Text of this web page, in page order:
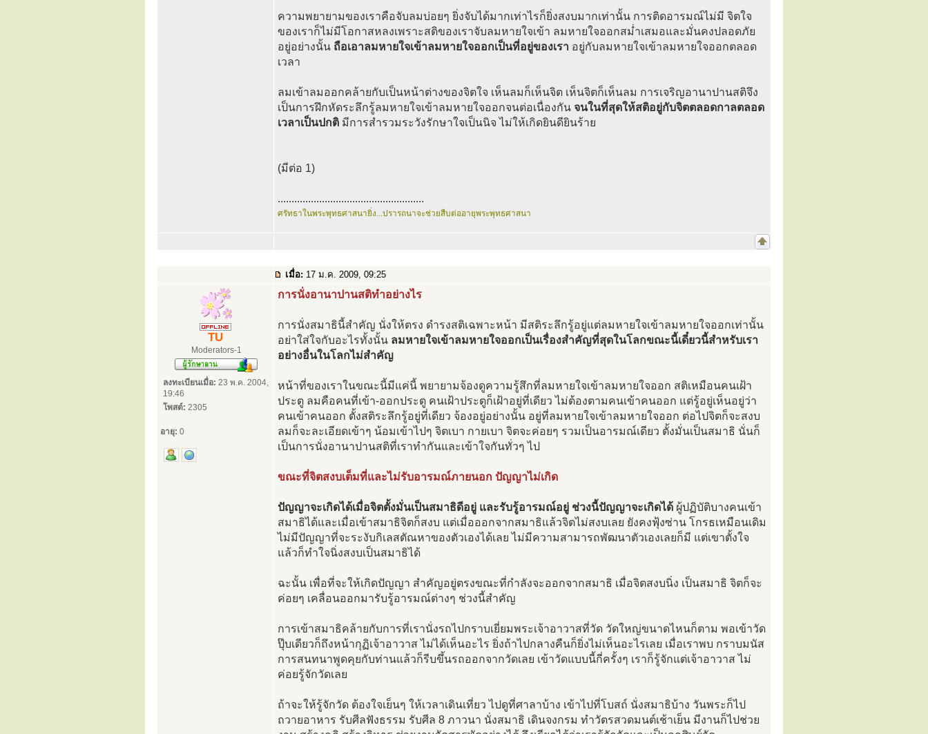
ความพยายามของเราคือจับลมบ่อยๆ ยิ่งจับได้มากเท่าไรก็ยิ่งสงบมากเท่านั้น การติดอารมณ์ไม่มี จิตใจ
ของเราก็ไม่มีโอกาสหลงเพราะสติของเราจับลมหายใจเข้า ลมหายใจออกสม่ำเสมอและมั่นคงปลอดภัย
อยู่อย่างนั้น ถือเอาลมหายใจเข้าลมหายใจออกเป็นที่อยู่ของเรา อยู่กับลมหายใจเข้าลมหายใจออกตลอด
เวลา
ลมเข้าลมออกคล้ายกับเป็นหน้าต่างของจิตใจ เห็นลมก็เห็นจิต เห็นจิตก็เห็นลม การเจริญอานาปานสติจึง
เป็นการฝึกหัดระลึกรู้ลมหายใจเข้าลมหายใจออกจนต่อเนื่องกัน จนในที่สุดให้สติอยู่กับจิตตลอดกาลตลอด
เวลาเป็นปกติ มีการสำรวมระวังรักษาใจเป็นนิจ ไม่ให้เกิดยินดียินร้าย
(มีต่อ 1)
.....................................................
ศรัทธาในพระพุทธศาสนายิ่ง...ปรารถนาจะช่วยสืบต่ออายุพระพุทธศาสนา
เมื่อ: 17 ม.ค. 2009, 09:25
TU
Moderators-1
ลงทะเบียนเมื่อ: 23 พ.ค. 2004,
19:46
โพสต์: 2305
อายุ: 0
การนั่งอานาปานสติทำอย่างไร
การนั่งสมาธินี้สำคัญ นั่งให้ตรง ดำรงสติเฉพาะหน้า มีสติระลึกรู้อยู่แต่ลมหายใจเข้าลมหายใจออกเท่านั้น
อย่าใส่ใจกับอะไรทั้งนั้น ลมหายใจเข้าลมหายใจออกเป็นเรื่องสำคัญที่สุดในโลกขณะนี้เดี๋ยวนี้สำหรับเรา
อย่างอื่นในโลกไม่สำคัญ
หน้าที่ของเราในขณะนี้มีแค่นี้ พยายามจ้องดูความรู้สึกที่ลมหายใจเข้าลมหายใจออก สติเหมือนคนเฝ้า
ประตู ลมคือคนที่เข้า-ออกประตู คนเฝ้าประตูก็เฝ้าอยู่ที่เดียว ไม่ต้องตามคนเข้าคนออก แต่รู้อยู่เห็นอยู่ว่า
คนเข้าคนออก ตั้งสติระลึกรู้อยู่ที่เดียว จ้องอยู่อย่างนั้น อยู่ที่ลมหายใจเข้าลมหายใจออก ต่อไปจิตก็จะสงบ
ลมก็จะละเอียดเข้าๆ น้อมเข้าไปๆ จิตเบา กายเบา จิตจะค่อยๆ รวมเป็นอารมณ์เดียว ตั้งมั่นเป็นสมาธิ นั่นก็
เป็นการนั่งอานาปานสติที่เราทำกันและเข้าใจกันทั่วๆ ไป
ขณะที่จิตสงบเต็มที่และไม่รับอารมณ์ภายนอก ปัญญาไม่เกิด
ปัญญาจะเกิดได้เมื่อจิตตั้งมั่นเป็นสมาธิดีอยู่ และรับรู้อารมณ์อยู่ ช่วงนี้ปัญญาจะเกิดได้ ผู้ปฏิบัติบางคนเข้า
สมาธิได้และเมื่อเข้าสมาธิจิตก็สงบ แต่เมื่อออกจากสมาธิแล้วจิตไม่สงบเลย ยังคงฟุ้งซ่าน โกรธเหมือนเดิม
ไม่มีปัญญาที่จะระงับกิเลสตัณหาของตัวเองได้เลย ไม่มีความสามารถพัฒนาตัวเองเลยก็มี แต่เขาตั้งใจ
แล้วก็ทำใจนิ่งสงบเป็นสมาธิได้
ฉะนั้น เพื่อที่จะให้เกิดปัญญา สำคัญอยู่ตรงขณะที่กำลังจะออกจากสมาธิ เมื่อจิตสงบนิ่ง เป็นสมาธิ จิตก็จะ
ค่อยๆ เคลื่อนออกมารับรู้อารมณ์ต่างๆ ช่วงนี้สำคัญ
การเข้าสมาธิคล้ายกับการที่เรานั่งรถไปกราบเยี่ยมพระเจ้าอาวาสที่วัด วัดใหญ่ขนาดไหนก็ตาม พอเข้าวัด
ปุ๊บเดียวก็ถึงหน้ากุฏิเจ้าอาวาส ไม่ได้เห็นอะไร ยิ่งถ้าไปกลางคืนก็ยิ่งไม่เห็นอะไรเลย เมื่อเราพบ กราบมนัส
การสนทนาพูดคุยกับท่านแล้วก็รีบขึ้นรถออกจากวัดเลย เข้าวัดแบบนี้กี่ครั้งๆ เราก็รู้จักแต่เจ้าอาวาส ไม่
ค่อยรู้จักวัดเลย
ถ้าจะให้รู้จักวัด ต้องใจเย็นๆ ให้เวลาเดินเที่ยว ไปดูที่ศาลาบ้าง เข้าไปที่โบสถ์ นั่งสมาธิบ้าง วันพระก็ไป
ถวายอาหาร รับศีลฟังธรรม รับศีล 8 ภาวนา นั่งสมาธิ เดินจงกรม ทำวัตรสวดมนต์เช้าเย็น มีงานก็ไปช่วย